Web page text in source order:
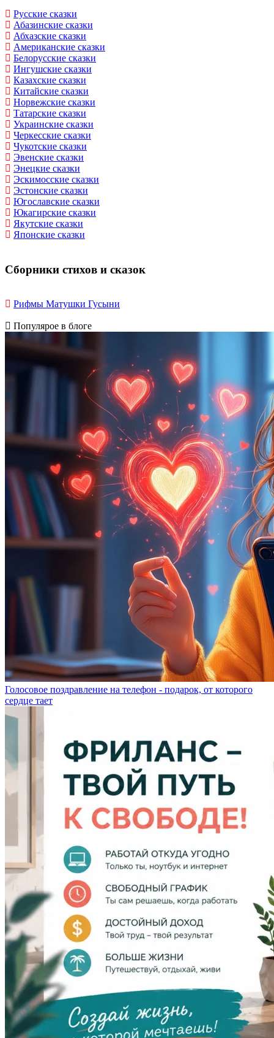
Русские сказки
Абазинские сказки
Абхазские сказки
Американские сказки
Белорусские сказки
Ингушские сказки
Казахские сказки
Китайские сказки
Норвежские сказки
Татарские сказки
Украинские сказки
Черкесские сказки
Чукотские сказки
Эвенские сказки
Энецкие сказки
Эскимосские сказки
Эстонские сказки
Югославские сказки
Юкагирские сказки
Якутские сказки
Японские сказки
Сборники стихов и сказок
Рифмы Матушки Гусыни
Популярое в блоге
Голосовое поздравление на телефон - подарок, от которого
сердце тает